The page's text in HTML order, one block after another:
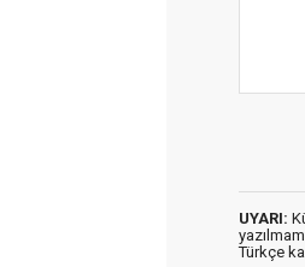
UYARI:
Türkçe